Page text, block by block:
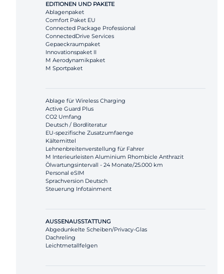
EDITIONEN UND PAKETE
Ablagenpaket
Comfort Paket EU
Connected Package Professional
ConnectedDrive Services
Gepaeckraumpaket
Innovationspaket II
M Aerodynamikpaket
M Sportpaket
Ablage für Wireless Charging
Active Guard Plus
CO2 Umfang
Deutsch / Bordliteratur
EU-spezifische Zusatzumfaenge
Kältemittel
Lehnenbreitenverstellung für Fahrer
M Interieurleisten Aluminium Rhombicle Anthrazit
Ölwartungsintervall - 24 Monate/25.000 km
Personal eSIM
Sprachversion Deutsch
Steuerung Infotainment
AUSSENAUSSTATTUNG
Abgedunkelte Scheiben/Privacy-Glas
Dachreling
Leichtmetallfelgen